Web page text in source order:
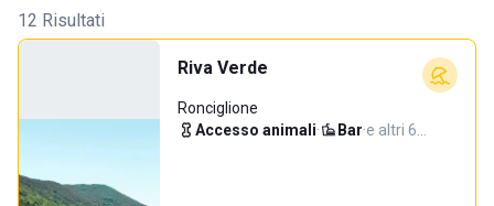
12 Risultati
Riva Verde
Ronciglione
Accesso animali· Bar·e altri 6…